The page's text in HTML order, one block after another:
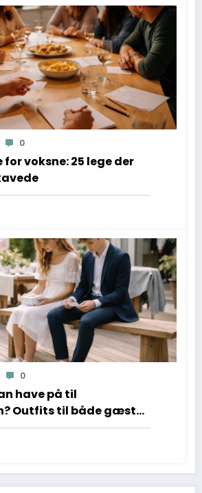
0
for voksne: 25 lege der
0
have på til
Outfits til både gæster